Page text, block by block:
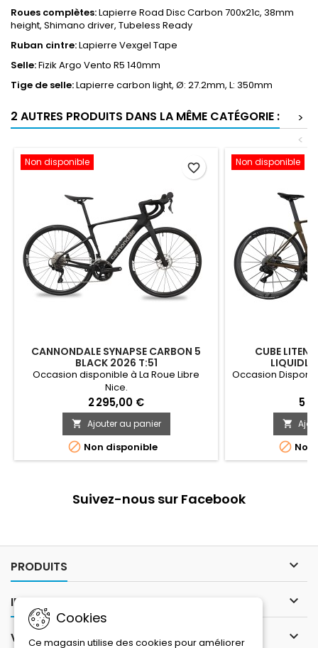
Roues complètes:Lapierre Road Disc Carbon 700x21c, 38mm
height, Shimano driver, Tubeless Ready
Ruban cintre:Lapierre Vexgel Tape
Selle:Fizik Argo Vento R5 140mm
Tige de selle:Lapierre carbon light, Ø: 27.2mm, L: 350mm
2 AUTRES PRODUITS DANS LA MÊME CATÉGORIE :
>
<
Non disponible
CANNONDALE SYNAPSE CARBON 5
BLACK 2026 T:51
Occasion disponible à La Roue Libre
Nice.
2 295,00 €
 Ajouter au panier
 Non disponible
favorite_border Non disponible
CUBE
Occasion
5


Suivez-nous sur Facebook
PRODUITS 
INFORMATIONS 
VOTRE COMPTE 
Cookies
Ce magasin utilise des cookies pour améliorer